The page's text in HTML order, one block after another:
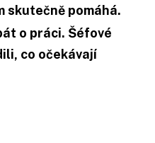
skutečně pomáhá.
o práci. Šéfové
co očekávají